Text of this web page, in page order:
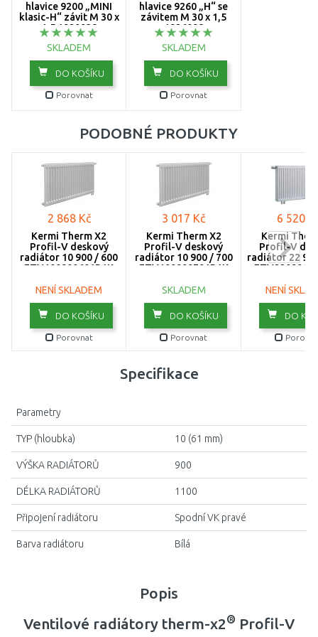
1200
1800
3000
hlavice 9200 „MINI
klasic-H“ závit M 30 x
1,5 1920038
SKLADEM
DO KOŠÍKU
Porovnat
hlavice 9260 „H“ se
závitem M 30 x 1,5
1926098
SKLADEM
DO KOŠÍKU
Porovnat
PODOBNÉ PRODUKTY
2 868 Kč
Kermi Therm X2
Profil-V deskový
radiátor 10 900 / 600
FTV100900601R1K
NENÍ SKLADEM
DO KOŠÍKU
Porovnat
3 017 Kč
Kermi Therm X2
Profil-V deskový
radiátor 10 900 / 700
FTV100900701R1K
SKLADEM
DO KOŠÍKU
Porovnat
6 520
Kermi
Profil-V
radiátor 22
NENÍ
DO
Popis
Ventilové radiátory therm-x2® Profil-V
Specifikace
Parametry
TYP (hloubka) 10 (61 mm)
VÝŠKA RADIÁTORŮ 900
DÉLKA RADIÁTORŮ 1100
Připojení radiátoru Spodní VK pravé
Barva radiátoru Bílá